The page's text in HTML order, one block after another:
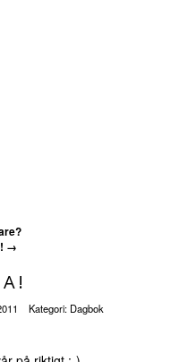
→
Kategori: Dagbok